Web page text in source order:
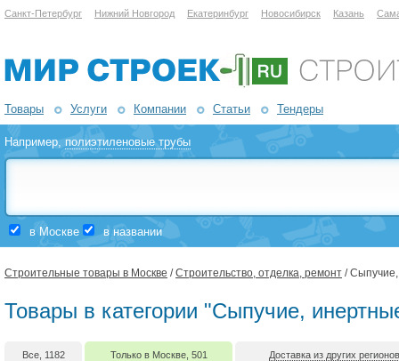
Санкт-Петербург Нижний Новгород Екатеринбург Новосибирск Казань
Товары Услуги Компании Статьи Тендеры
Например,полиэтиленовые трубы
в Москве в названии
Строительные товары в Москве /Строительство, отделка, ремонт /
Товары в категории "Сыпучие,
Все, 1182 Только в Москве, 501 Доставка из других